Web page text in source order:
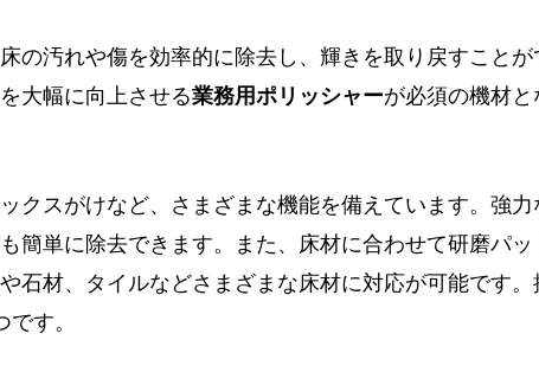
の汚れや傷を効率的に除去し、輝きを取り戻すことが
大幅に向上させる業務用ポリッシャーが必須の機材と
クスがけなど、さまざまな機能を備えています。強力
簡単に除去できます。また、床材に合わせて研磨パッ
石材、タイルなどさまざまな床材に対応が可能です。
す。